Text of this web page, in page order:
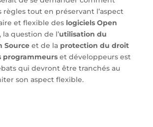
règles tout en préservant l’aspect
et flexible des logiciels Open
la question de l’utilisation du
Sourceet de la protection du droit
programmeurset développeurs est
qui devront être tranchés au
son aspect flexible.